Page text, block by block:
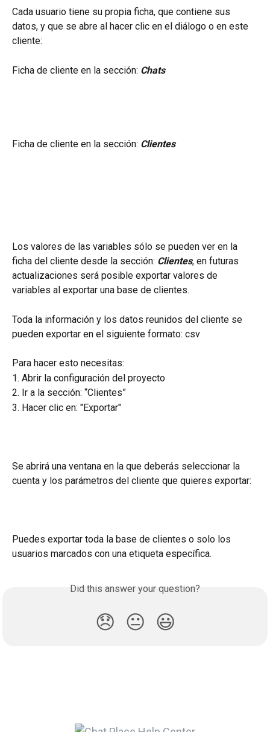
Cada usuario tiene su propia ficha, que contiene sus
datos, y que se abre al hacer clic en el diálogo o en este
cliente:
Ficha de cliente en la sección: Chats
Ficha de cliente en la sección: Clientes
Los valores de las variables sólo se pueden ver en la
ficha del cliente desde la sección: Clientes, en futuras
actualizaciones será posible exportar valores de
variables al exportar una base de clientes.
Toda la información y los datos reunidos del cliente se
pueden exportar en el siguiente formato: csv
Para hacer esto necesitas:
1. Abrir la configuración del proyecto
2. Ir a la sección: “Clientes”
3. Hacer clic en: "Exportar"
Se abrirá una ventana en la que deberás seleccionar la
cuenta y los parámetros del cliente que quieres exportar:
Puedes exportar toda la base de clientes o solo los
usuarios marcados con una etiqueta específica.
Did this answer your question?
😞 😐 😃